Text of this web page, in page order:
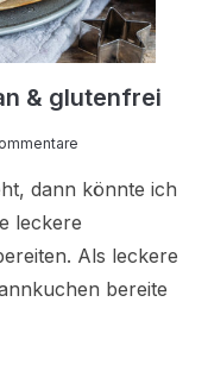
& glutenfrei
dann könnte ich
leckere
Als leckere
bereite